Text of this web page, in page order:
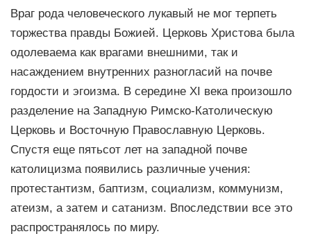
Враг рода человеческого лукавый не мог терпеть
торжества правды Божией. Церковь Христова была
одолеваема как врагами внешними, так и
насаждением внутренних разногласий на почве
гордости и эгоизма. В середине ХI века произошло
разделение на Западную Римско-Католическую
Церковь и Восточную Православную Церковь.
Спустя еще пятьсот лет на западной почве
католицизма появились различные учения:
протестантизм, баптизм, социализм, коммунизм,
атеизм, а затем и сатанизм. Впоследствии все это
распространялось по миру.